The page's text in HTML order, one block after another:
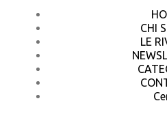
CHI
LE